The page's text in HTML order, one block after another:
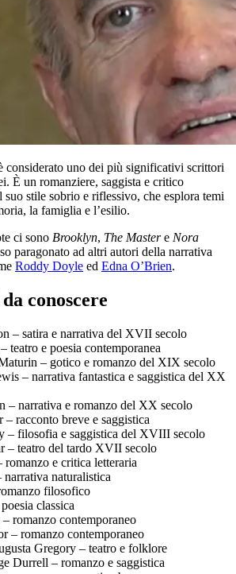
considerato uno dei più significativi scrittori
È un romanziere, saggista e critico
stile sobrio e riflessivo, che esplora temi
la famiglia e l’esilio.
ci sono Brooklyn, The Mastere Nora
paragonato ad altri autori della narrativa
Roddy Doyle ed Edna O’Brien.
conoscere
– satira e narrativa del XVII secolo
teatro e poesia contemporanea
– gotico e romanzo del XIX secolo
– narrativa fantastica e saggistica del XX
– narrativa e romanzo del XX secolo
– racconto breve e saggistica
– filosofia e saggistica del XVIII secolo
– teatro del tardo XVII secolo
romanzo e critica letteraria
naturalistica
filosofico
classica
romanzo contemporaneo
– romanzo contemporaneo
Gregory – teatro e folklore
Durrell – romanzo e saggistica